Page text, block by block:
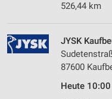
526,44 km
JYSK
87600
Heute